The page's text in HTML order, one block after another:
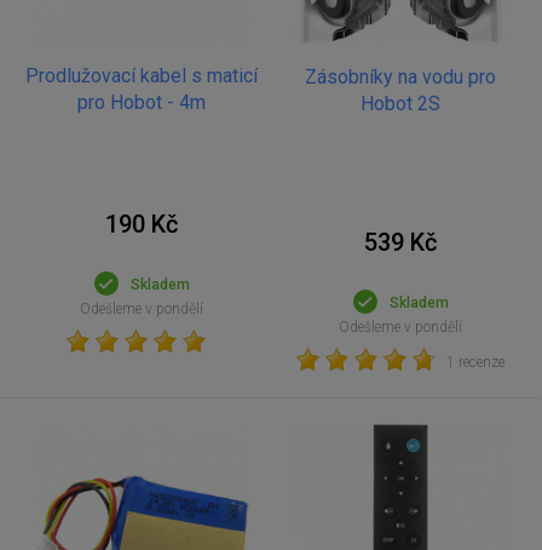
Prodlužovací kabel s maticí
pro Hobot - 4m
190 Kč
Skladem
Odešleme v pondělí
Zásobníky na vodu pro
Hobot 2S
539 Kč
Skladem
Odešleme v pondělí
1 recenze